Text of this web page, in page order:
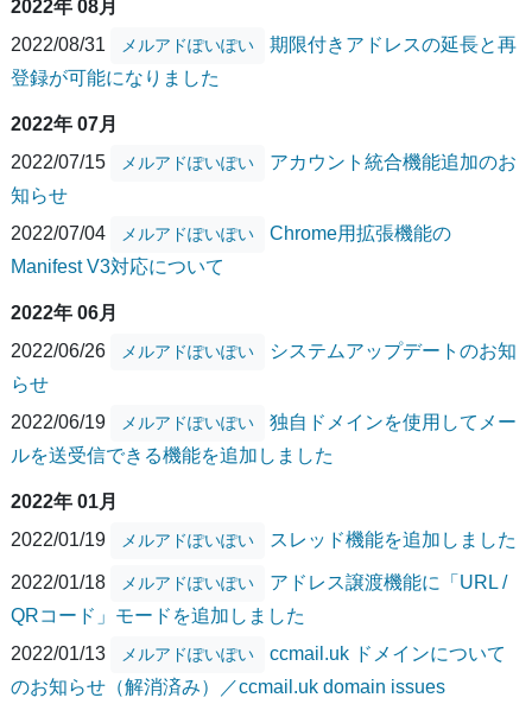
2022年 08月
2022/08/31
メルアドぽいぽい
期限付きアドレスの延長と再
登録が可能になりました
2022年 07月
2022/07/15
メルアドぽいぽい
アカウント統合機能追加のお
知らせ
2022/07/04
メルアドぽいぽい
Chrome用拡張機能の
Manifest V3対応について
2022年 06月
2022/06/26
メルアドぽいぽい
システムアップデートのお知
らせ
2022/06/19
メルアドぽいぽい
独自ドメインを使用してメー
ルを送受信できる機能を追加しました
2022年 01月
2022/01/19
メルアドぽいぽい スレッド機能を追加しました
2022/01/18 メルアドぽいぽい
アドレス譲渡機能に「URL /
QRコード」モードを追加しました
2022/01/13
メルアドぽいぽい
ccmail.uk ドメインについて
のお知らせ（解消済み）／ccmail.uk domain issues